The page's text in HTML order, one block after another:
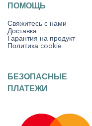
ПОМОЩЬ
Свяжитесь с нами
Доставка
Гарантия на продукт
Политика cookie
БЕЗОПАСНЫЕ
ПЛАТЕЖИ